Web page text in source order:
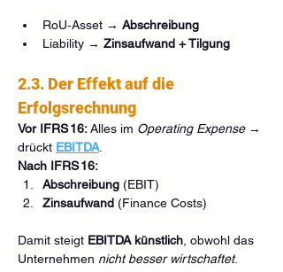
RoU‑Asset → Abschreibung
Liability → Zinsaufwand + Tilgung
2.3. Der Effekt auf die
Erfolgsrechnung
Vor IFRS 16: Alles im Operating Expense →
drückt EBITDA.
Nach IFRS 16:
Abschreibung (EBIT)
Zinsaufwand (Finance Costs)
Damit steigt EBITDA künstlich , obwohl das
Unternehmen nicht besser wirtschaftet.